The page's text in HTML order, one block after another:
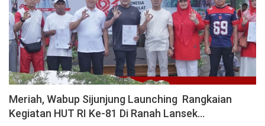
Meriah, Wabup Sijunjung Launching Rangkaian
Kegiatan HUT RI Ke-81 Di Ranah Lansek…